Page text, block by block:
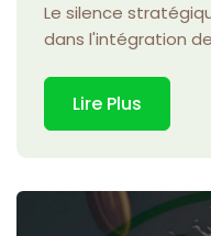
Le silence
dans l'intégration de
Lire Plus